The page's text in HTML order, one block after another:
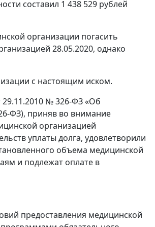
составил 1 438 529 рублей
организации погасить
28.05.2020, однако
с настоящим иском.
29.11.2010 № 326-ФЗ «Об
ФЗ), приняв во внимание
организацией
уплаты долга, удовлетворили
объема медицинской
и подлежат оплате в
предоставления медицинской